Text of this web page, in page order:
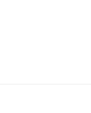
necesaria